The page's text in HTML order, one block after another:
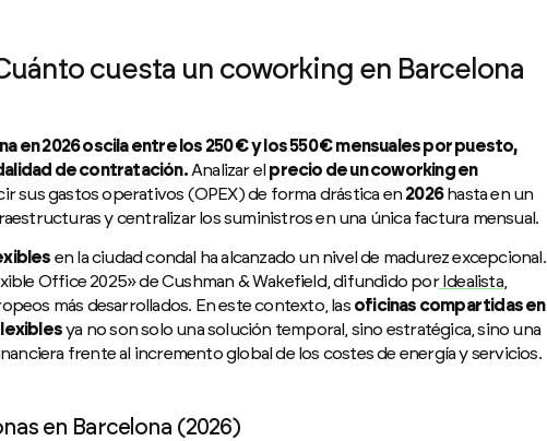
cuesta un coworking en Barcelona
en 2026 oscila entre los 250 € y los 550 € mensuales por puesto,
de contratación.Analizar el precio de un coworking en
sus gastos operativos (OPEX) de forma drástica en 2026hasta en un
y centralizar los suministros en una única factura mensual.
en la ciudad condal ha alcanzado un nivel de madurez excepcional.
Office 2025» de Cushman & Wakefield, difundido por Idealista,
más desarrollados. En este contexto, las oficinas compartidas en
ya no son solo una solución temporal, sino estratégica, sino una
frente al incremento global de los costes de energía y servicios.
en Barcelona (2026)